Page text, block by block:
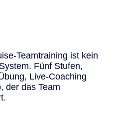
Teamtraining ist kein
Fünf Stufen,
Live-Coaching
der das Team